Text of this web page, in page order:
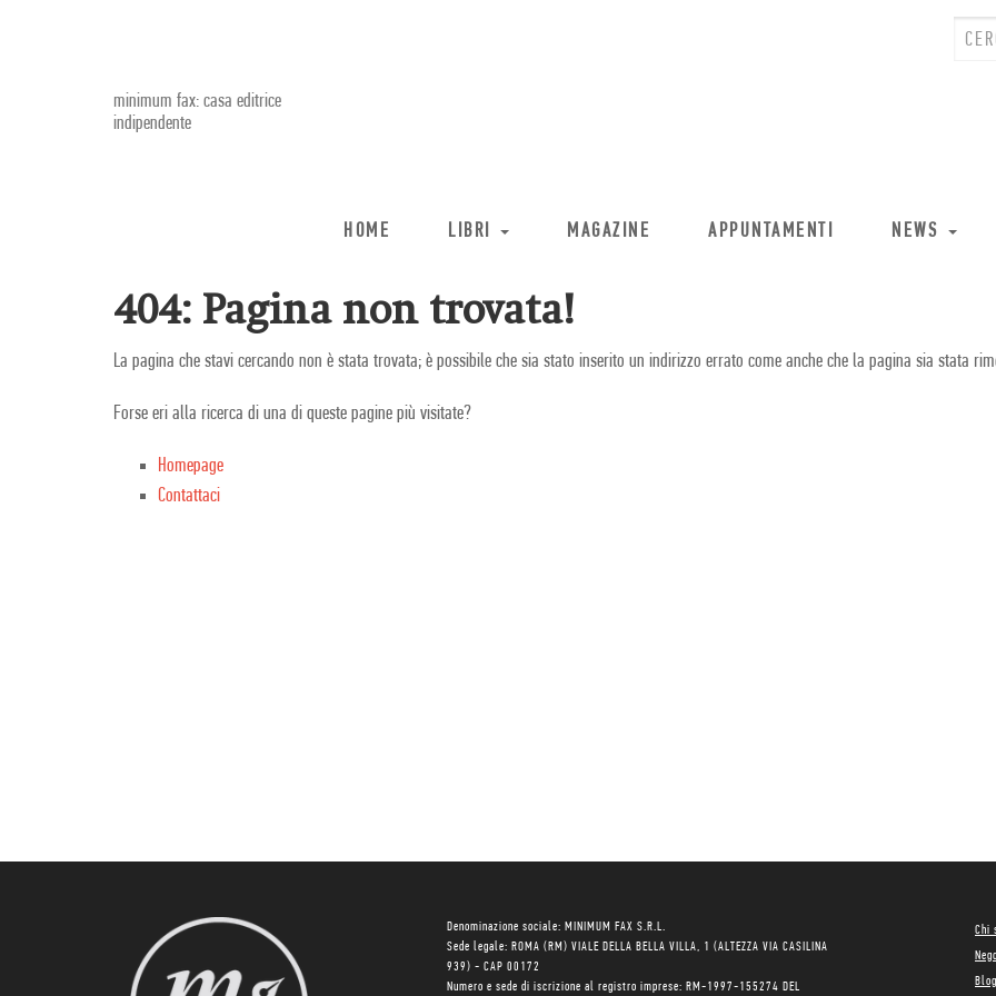
minimum fax: casa editrice
indipendente
HOME LIBRI MAGAZINE APPUNTAMENTI NEWS
404: Pagina non trovata!
La pagina che stavi cercando non è stata trovata; è possibile che sia stato inserito un indirizzo errato come anche che la pagina sia stata
Forse eri alla ricerca di una di queste pagine più visitate?
Homepage
Contattaci
Denominazione sociale: MINIMUM FAX S.R.L.
Sede legale: ROMA (RM) VIALE DELLA BELLA VILLA, 1 (ALTEZZA VIA CASILINA
939) - CAP 00172
Numero e sede di iscrizione al registro imprese: RM-1997-155274 DEL
Chi